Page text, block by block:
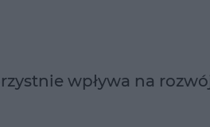
wpływa na